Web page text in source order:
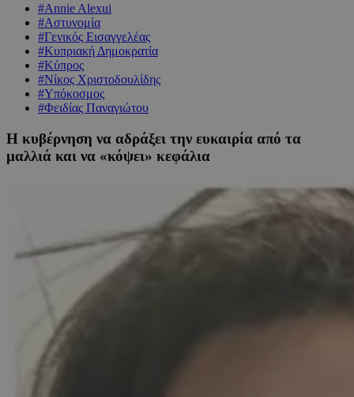
#Annie Alexui
#Αστυνομία
#Γενικός Εισαγγελέας
#Κυπριακή Δημοκρατία
#Κύπρος
#Νίκος Χριστοδουλίδης
#Υπόκοσμος
#Φειδίας Παναγιώτου
Η κυβέρνηση να αδράξει την ευκαιρία από τα
μαλλιά και να «κόψει» κεφάλια